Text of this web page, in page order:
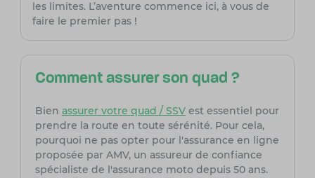
les limites. L’aventure commence ici, à vous de
faire le premier pas !
Comment assurer son quad ?
Bien assurer votre quad / SSVest essentiel pour
prendre la route en toute sérénité. Pour cela,
pourquoi ne pas opter pour l'assurance en ligne
proposée par AMV, un assureur de confiance
spécialiste de l'assurance moto depuis 50 ans.